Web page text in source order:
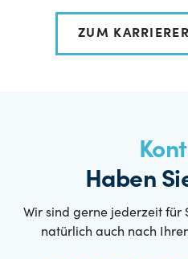
ZUM
Haben
Wir sind gerne jederzeit für
natürlich auch nach